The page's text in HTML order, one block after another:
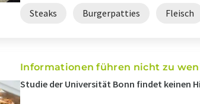
Steaks Burgerpatties Fleisch
Informationen führen nicht zu
Studie der Universität Bonn findet keinen